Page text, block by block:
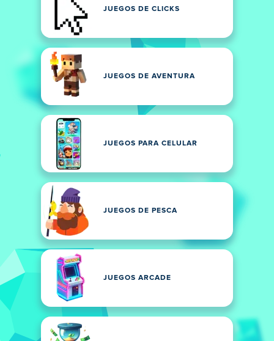
JUEGOS DE CLICKS
JUEGOS DE AVENTURA
JUEGOS PARA CELULAR
JUEGOS DE PESCA
JUEGOS ARCADE